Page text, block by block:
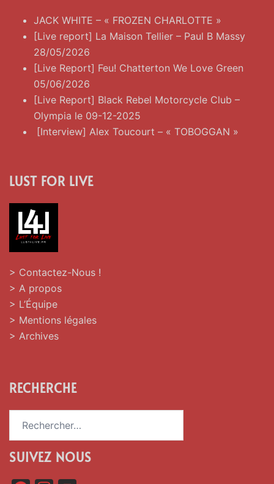
JACK WHITE – « FROZEN CHARLOTTE »
[Live report] La Maison Tellier – Paul B Massy
28/05/2026
[Live Report] Feu! Chatterton We Love Green
05/06/2026
[Live Report] Black Rebel Motorcycle Club –
Olympia le 09-12-2025
[Interview] Alex Toucourt – « TOBOGGAN »
LUST FOR LIVE
> Contactez-Nous !
> A propos
> L’Équipe
> Mentions légales
> Archives
RECHERCHE
SUIVEZ NOUS